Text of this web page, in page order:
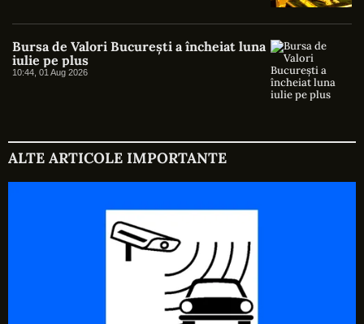
Bursa de Valori București a încheiat luna
iulie pe plus
10:44, 01 Aug 2026
ALTE ARTICOLE IMPORTANTE